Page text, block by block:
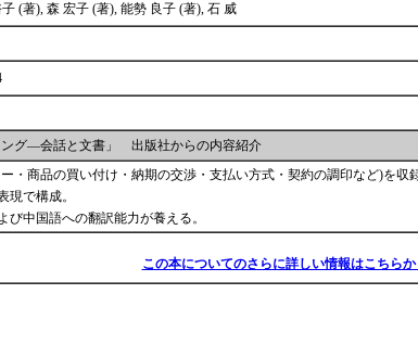
(著), 森 宏子 (著), 能勢 良子 (著), 石 威
ング―会話と文書」 出版社からの内容紹介
・商品の買い付け・納期の交渉・支払い方式・契約の調印など)を収
で構成。
中国語への翻訳能力が養える。
この本についてのさらに詳しい情報はこちらか